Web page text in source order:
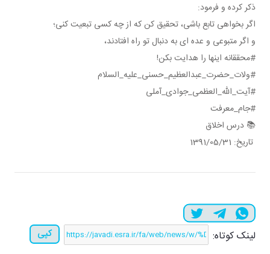
ذكر كرده و فرمود:
اگر بخواهی تابع باشی، تحقیق كن كه از چه كسی تبعیت كنی؛
و اگر متبوعی و عده ای به دنبال تو راه افتادند،
#محققانه اینها را هدایت بكن!
#ولات_حضرت_عبدالعظیم_حسنی_علیه_السلام
#آیت_الله_العظمی_جوادی_آملی
#جام_معرفت
📚 درس اخلاق
تاریخ: 1391/05/31
لینک کوتاه: کپی